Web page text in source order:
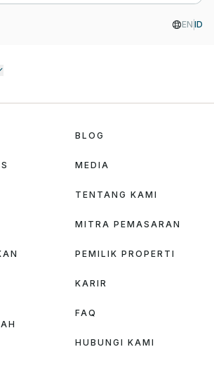
EN ID
BLOG
MEDIA
TENTANG KAMI
MITRA PEMASARAN
PEMILIK PROPERTI
KARIR
FAQ
HUBUNGI KAMI